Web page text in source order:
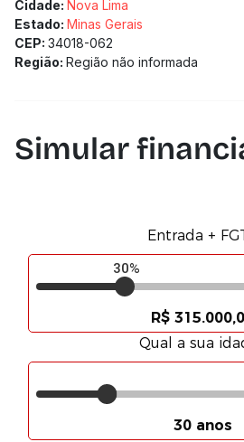
Cidade: Nova Lima
Estado: Minas Gerais
CEP: 34018-062
Região: Região não informada
Simular